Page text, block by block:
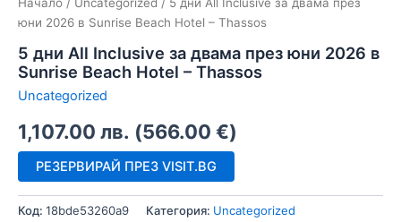
юни 2026 в Sunrise Beach Hotel – Thassos
5 дни All Inclusive за двама през юни 2026 в
Sunrise Beach Hotel – Thassos
Uncategorized
1,107.00 лв. (566.00 €)
РЕЗЕРВИРАЙ ПРЕЗ VISIT.BG
Код: 18bde53260a9 Категория: Uncategorized